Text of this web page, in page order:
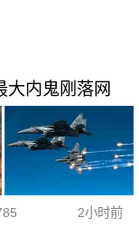
大内鬼刚落网
2小时前